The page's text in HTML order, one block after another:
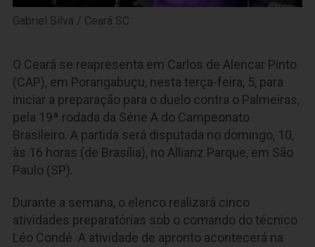
Gabriel Silva / Ceará SC
O Ceará se reapresenta em Carlos de Alencar Pinto
(CAP), em Porangabuçu, nesta terça-feira, 5, para
iniciar a preparação para o duelo contra o Palmeiras,
pela 19ª rodada da Série A do Campeonato
Brasileiro. A partida será disputada no domingo, 10,
às 16 horas (de Brasília), no Allianz Parque, em São
Paulo (SP).
Durante a semana, o elenco realizará cinco
atividades preparatórias sob o comando do técnico
Léo Condé. A atividade de apronto acontecerá na